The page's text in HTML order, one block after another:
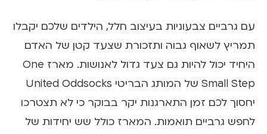
עם גרביים צבעוניות בעיצוב חלל, הילדים שלכם יקבלו
תמריץ לשאוף גבוה ותזכורת שצעד קטן של האדם
היחיד יכול להיות גם צעד גדול לאנושות. מארז One
Small Step של המותג הבריטי United Oddsocks
יחסוך לכם זמן התארגנות יקר בבוקר כי לא תצטרכו
לחפש גרביים תואמות. המארז כולל שש יחידות של